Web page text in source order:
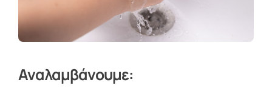
Αναλαμβάνουμε: